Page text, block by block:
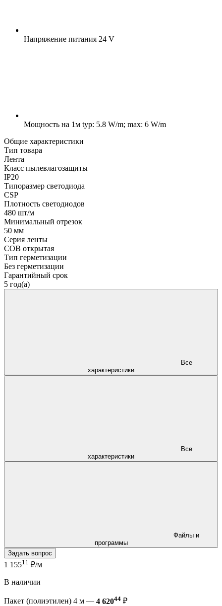
Напряжение питания 24 V
Мощность на 1м typ: 5.8 W/m; max: 6 W/m
Общие характеристики
Тип товара
Лента
Класс пылевлагозащиты
IP20
Типоразмер светодиода
CSP
Плотность светодиодов
480 шт/м
Минимальный отрезок
50 мм
Серия ленты
COB открытая
Тип герметизации
Без герметизации
Гарантийный срок
5 год(а)
характеристики
характеристики
программы
Задать вопрос
1 15511 ₽/м
В наличии
Пакет (полиэтилен) 4 м — 4 62044 ₽